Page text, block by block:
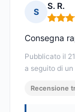
S
S. R.
Nota:
Pubblicato il
a seguito di
Consegna
Recensione